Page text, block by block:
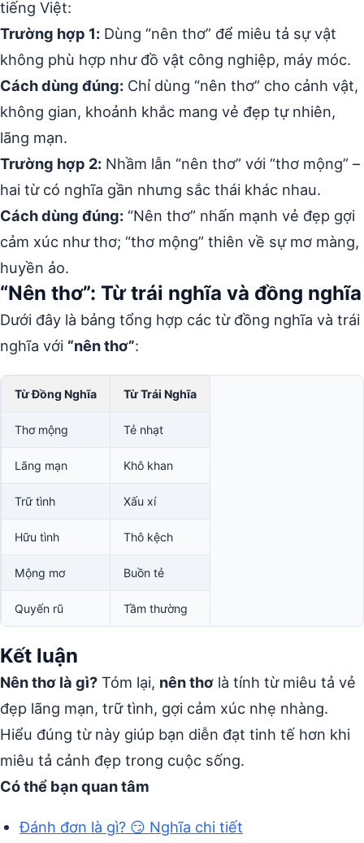
tiếng Việt:
Trường hợp 1: Dùng “nên thơ” để miêu tả sự vật
không phù hợp như đồ vật công nghiệp, máy móc.
Cách dùng đúng: Chỉ dùng “nên thơ” cho cảnh vật,
không gian, khoảnh khắc mang vẻ đẹp tự nhiên,
lãng mạn.
Trường hợp 2: Nhầm lẫn “nên thơ” với “thơ mộng” –
hai từ có nghĩa gần nhưng sắc thái khác nhau.
Cách dùng đúng: “Nên thơ” nhấn mạnh vẻ đẹp gợi
cảm xúc như thơ; “thơ mộng” thiên về sự mơ màng,
huyền ảo.
“Nên thơ”: Từ trái nghĩa và đồng nghĩa
Dưới đây là bảng tổng hợp các từ đồng nghĩa và trái
nghĩa với “nên thơ”:
Từ Đồng Nghĩa Từ Trái Nghĩa
Thơ mộng Tẻ nhạt
Lãng mạn Khô khan
Trữ tình Xấu xí
Hữu tình Thô kệch
Mộng mơ Buồn tẻ
Quyến rũ Tầm thường
Kết luận
Nên thơ là gì? Tóm lại, nên thơ là tính từ miêu tả vẻ
đẹp lãng mạn, trữ tình, gợi cảm xúc nhẹ nhàng.
Hiểu đúng từ này giúp bạn diễn đạt tinh tế hơn khi
miêu tả cảnh đẹp trong cuộc sống.
Có thể bạn quan tâm
Đánh đơn là gì? 😏 Nghĩa chi tiết